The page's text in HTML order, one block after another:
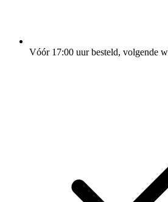
Vóór 17:00 uur besteld, volgende